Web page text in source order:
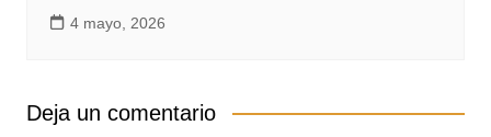
4 mayo, 2026
Deja un comentario